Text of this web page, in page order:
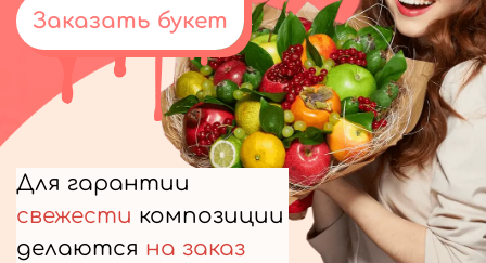
Заказать букет
Для гарантии
свежести композиции
делаются на заказ